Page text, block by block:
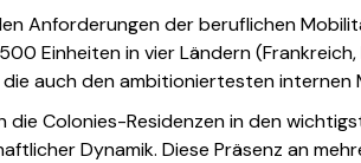
Anforderungen der beruflichen
Einheiten in vier Ländern
auch den ambitioniertesten
die Colonies-Residenzen in den
Dynamik. Diese Präsenz an